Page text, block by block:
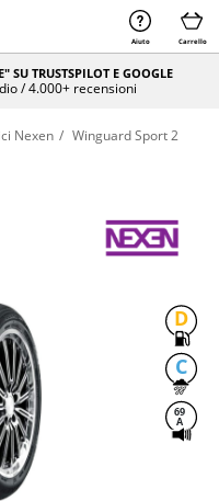
Aiuto Carrello
SU TRUSTSPILOT E GOOGLE
/ 4.000+ recensioni
Nexen
Winguard Sport 2
D
C
69
A